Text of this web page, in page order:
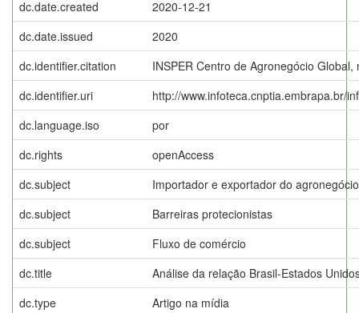
dc.date.created
2020-12-21
dc.date.issued
2020
dc.identifier.citation
INSPER Centro de Agronegócio Global,
dc.identifier.uri
http://www.infoteca.cnptia.embrapa.br/
dc.language.iso
por
dc.rights
openAccess
dc.subject
Importador e exportador do agronegócio
dc.subject
Barreiras protecionistas
dc.subject
Fluxo de comércio
dc.title
Análise da relação Brasil-Estados
dc.type
Artigo na mídia